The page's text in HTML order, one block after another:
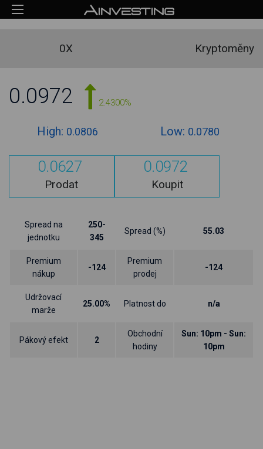
0X Kryptoměny
0.0972 2.4300%
High: 0.0806 Low: 0.0780
0.0627
Prodat
0.0972
Koupit
Spread na
jednotku
250-
345
Spread (%) 55.03
Premium
nákup
-124
Premium
prodej
-124
Udržovací
marže
25.00% Platnost do n/a
Pákový efekt 2
Obchodní
hodiny
Sun: 10pm - Sun:
10pm